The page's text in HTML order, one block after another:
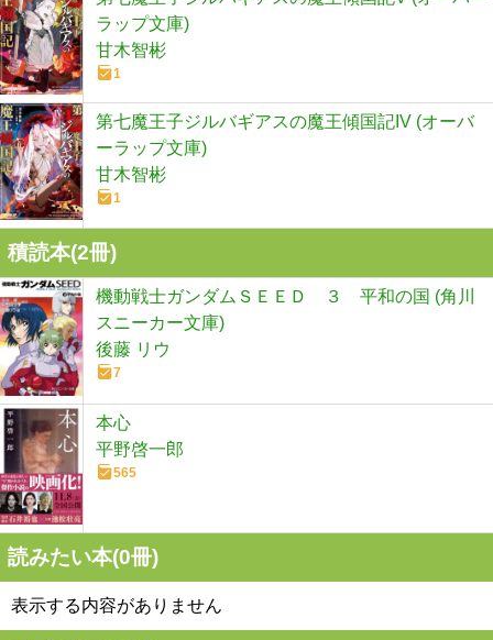
ラップ文庫)
甘木智彬
1
第七魔王子ジルバギアスの魔王傾国記IV (オーバ
ーラップ文庫)
甘木智彬
1
積読本(2冊)
機動戦士ガンダムＳＥＥＤ ３ 平和の国 (角川
スニーカー文庫)
後藤 リウ
7
本心
平野啓一郎
565
読みたい本(0冊)
表示する内容がありません